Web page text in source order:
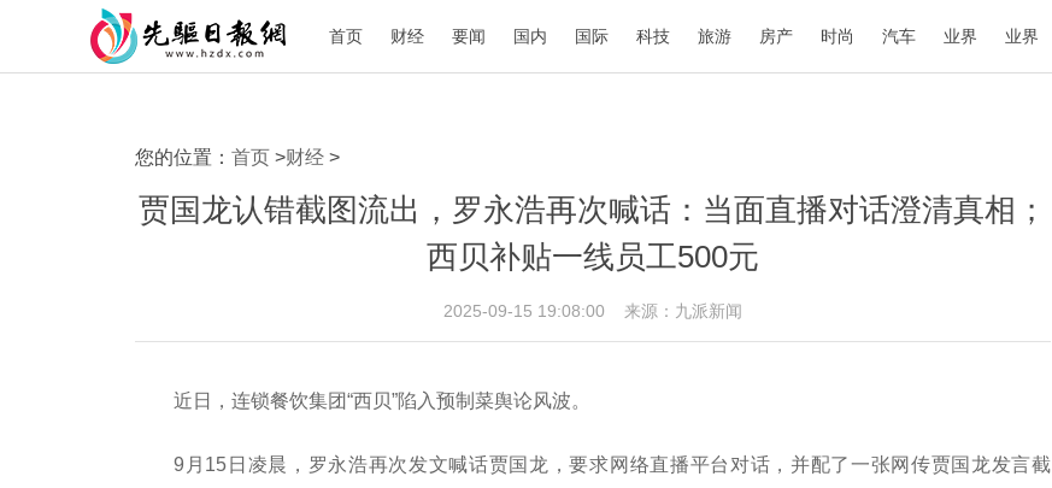
首页 财经 要闻 国内 国际 科技 旅游 房产 时尚 汽车 业界 业界
您的位置： 首页 >财经 >
贾国龙认错截图流出，罗永浩再次喊话：当面直播对话澄清真相；
西贝补贴一线员工500元
2025-09-15 19:08:00 来源：九派新闻
近日，连锁餐饮集团“西贝”陷入预制菜舆论风波。
9月15日凌晨，罗永浩再次发文喊话贾国龙，要求网络直播平台对话，并配了一张网传贾国龙发言截